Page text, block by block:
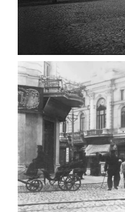
ФОТО ЖИТОМИРА
МИХАЙЛІВСЬКА-